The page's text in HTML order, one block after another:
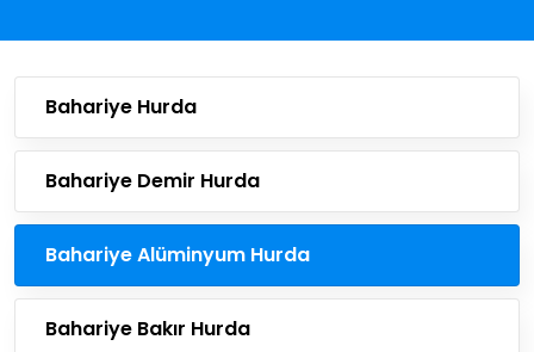
Bahariye Hurda
Bahariye Demir Hurda
Bahariye Alüminyum Hurda
Bahariye Bakır Hurda